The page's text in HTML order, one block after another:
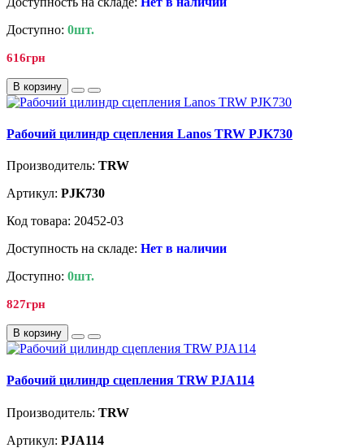
Доступно: 0шт.
616грн
В корзину
Рабочий цилиндр сцепления Lanos TRW PJK730
Производитель: TRW
Артикул: PJK730
Код товара: 20452-03
Доступность на складе: Нет в наличии
Доступно: 0шт.
827грн
В корзину
Рабочий цилиндр сцепления TRW PJA114
Производитель: TRW
Артикул: PJA114